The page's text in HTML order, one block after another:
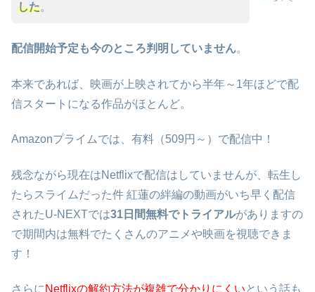
した。
配信開始予定も今のところ判明していません。
本来であれば、映画が上映されてから半年～1年ほどで配
信スタートになる作品がほとんど。
Amazonプライムでは、有料（509円～）で配信中！
残念ながら現在はNetflixで配信はしていませんが、転生し
たらスライムだった件 紅蓮の絆編の動画がいち早く配信
されたU-NEXTでは31日間無料でトライアルがありますの
で期間内は無料でたくさんのアニメや映画を視聴できま
す！
さらに Netflixの解約方法が複雑で分かりにくい という話も